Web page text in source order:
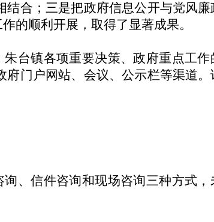
合；三是把政府信息公开与党风廉
的顺利开展，取得了显著成果。
台镇各项重要决策、政府重点工作
门户网站、会议、公示栏等渠道
、信件咨询和现场咨询三种方式，